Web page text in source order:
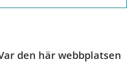
den här webbplatsen